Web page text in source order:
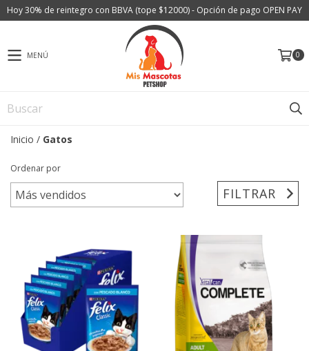
Hoy 30% de reintegro con BBVA (tope $12000) - Opción de pago OPEN PAY
MENÚ 0
Inicio / Gatos
Ordenar por
FILTRAR